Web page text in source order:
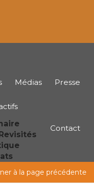
Médias Presse
Contact
à la page précédente